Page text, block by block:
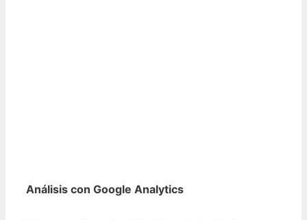
Análisis con Google Analytics